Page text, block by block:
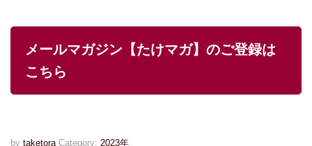
メールマガジン【たけマガ】のご登録は
こちら
by taketora Category: 2023年